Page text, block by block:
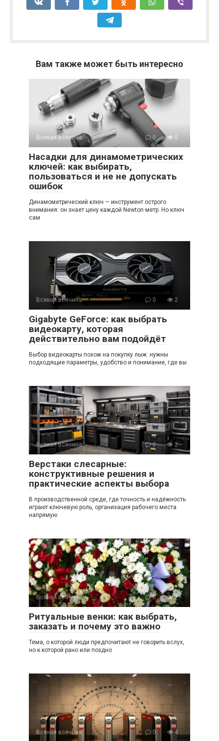
Вам также может быть интересно
Всякая всячина 0 0
Насадки для динамометрических
ключей: как выбирать,
пользоваться и не не допускать
ошибок
Динамометрический ключ — инструмент острого
внимания: он знает цену каждой Newton·метр. Но ключ
сам
Всякая всячина 0 2
Gigabyte GeForce: как выбрать
видеокарту, которая
действительно вам подойдёт
Выбор видеокарты похож на покупку лыж: нужны
подходящие параметры, удобство и понимание, где вы
Всякая всячина 0 2
Верстаки слесарные:
конструктивные решения и
практические аспекты выбора
В производственной среде, где точность и надёжность
играют ключевую роль, организация рабочего места
напрямую
Всякая всячина 0 7
Ритуальные венки: как выбрать,
заказать и почему это важно
Тема, о которой люди предпочитают не говорить вслух,
но к которой рано или поздно
Всякая всячина 0 4